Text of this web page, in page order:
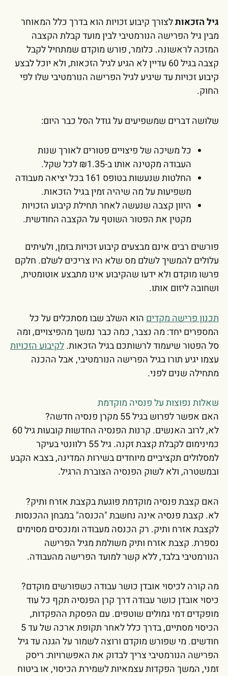
גיל הזכאותלצורך קיבוע זכויות הוא בדרך כלל המאוחר
מבין גיל הפרישה הנורמטיבי לבין מועד קבלת הקצבה
המזכה לראשונה. כלומר, פורש מוקדם שמתחיל לקבל
קצבה בגיל 60 עדיין לא הגיע לגיל הזכאות, ולא יוכל לבצע
קיבוע זכויות עד שיגיע לגיל הפרישה הנורמטיבי שלו לפי
החוק.
שלושה דברים שמשפיעים על גודל הסל כבר היום:
כל משיכה של פיצויים פטורים לאורך שנות
העבודה מקטינה אותו ב-₪1.35 לכל שקל.
החלטות שנעשות בטופס 161 בכל יציאה מעבודה
משפיעות על מה שיהיה זמין בגיל הזכאות.
היוון קצבה שנעשה לאחר תחילת קיבוע הזכויות
מקטין את הפטור השוטף על הקצבה החודשית.
פורשים רבים אינם מבצעים קיבוע זכויות בזמן, ולעיתים
עלולים להמשיך לשלם מס שלא היו צריכים לשלם. חלקם
פרשו מוקדם ולא ידעו שהקיבוע אינו מתבצע אוטומטית,
ושחובה ליזום אותו.
תכנון פרישה מקדיםהוא השלב שבו מסתכלים על כל
המספרים יחד: מה נצבר, כמה כבר נמשך מהפיצויים, ומה
סל הפטור שיעמוד לרשותכם בגיל הזכאות.לקיבוע הזכויות
עצמו יגיע תורו בגיל הפרישה הנורמטיבי, אבל ההכנה
מתחילה שנים לפני.
שאלות נפוצות על פנסיה מוקדמת
האם אפשר לפרוש בגיל 55 מקרן פנסיה חדשה?
לא, לרוב האנשים. קרנות הפנסיה החדשות קובעות גיל 60
כמינימום לקבלת קצבת זקנה. גיל 55 רלוונטי בעיקר
למסלולים תקציביים מיוחדים בשירות המדינה, בצבא הקבע
ובמשטרה, ולא לשוק הפנסיה הצוברת הרגיל.
האם קצבת פנסיה מוקדמת פוגעת בקצבת אזרח ותיק?
לא. קצבת פנסיה אינה נחשבת "הכנסה" במבחן ההכנסות
לקצבת אזרח ותיק. רק הכנסה מעבודה ומנכסים מסוימים
נספרת. קצבת אזרח ותיק משולמת מגיל הפרישה
הנורמטיבי בלבד, ללא קשר למועד הפרישה מהעבודה.
מה קורה לכיסוי אובדן כושר עבודה כשפורשים מוקדם?
כיסוי אובדן כושר עבודה דרך קרן הפנסיה תקף כל עוד
מופקדים דמי גמולים שוטפים. עם הפסקת ההפקדות,
הכיסוי מסתיים, בדרך כלל לאחר תקופת ארכה של עד 5
חודשים. מי שפורש מוקדם ורוצה לשמור על הגנה עד גיל
הפרישה הנורמטיבי צריך לבדוק את האפשרויות: ריסק
זמני, המשך הפקדות עצמאיות לשמירת הכיסוי, או ביטוח